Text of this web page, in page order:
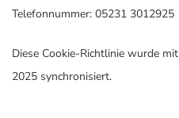
Telefonnummer: 05231 3012925
Diese Cookie-Richtlinie wurde mit
2025 synchronisiert.